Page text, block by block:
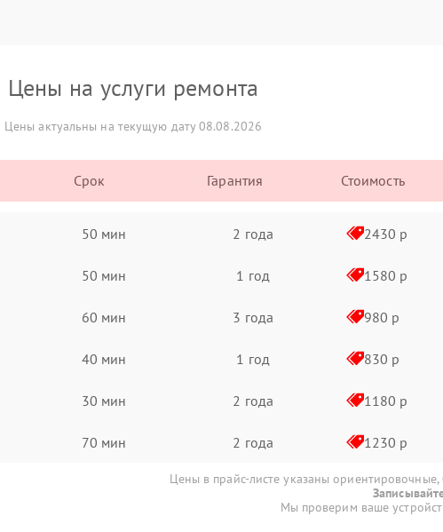
Цены на услуги ремонта
Цены актуальны на текущую дату 08.08.2026
Срок Гарантия Стоимость
50 мин 2 года 2430 р
50 мин 1 год 1580 р
60 мин 3 года 980 р
40 мин 1 год 830 р
30 мин 2 года 1180 р
70 мин 2 года 1230 р
Цены в прайс-листе указаны ориентировочные,
Мы проверим ваше